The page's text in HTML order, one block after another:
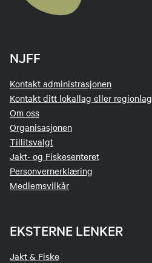
NJFF
Kontakt administrasjonen
Kontakt ditt lokallag eller regionlag
Om oss
Organisasjonen
Tillitsvalgt
Jakt- og Fiskesenteret
Personvernerklæring
Medlemsvilkår
EKSTERNE LENKER
Jakt & Fiske